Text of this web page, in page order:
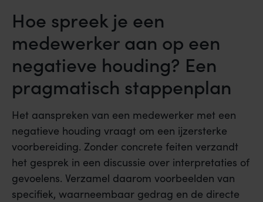
Hoe spreek je een
medewerker aan op een
negatieve houding? Een
pragmatisch stappenplan
Het aanspreken van een medewerker met een
negatieve houding vraagt om een ijzersterke
voorbereiding. Zonder concrete feiten verzandt
het gesprek in een discussie over interpretaties of
gevoelens. Verzamel daarom voorbeelden van
specifiek, waarneembaar gedrag en de directe